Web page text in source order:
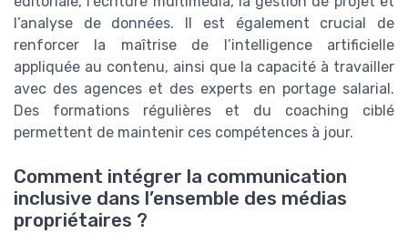
l’analyse de données. Il est également crucial de
renforcer la maîtrise de l’intelligence artificielle
appliquée au contenu, ainsi que la capacité à travailler
avec des agences et des experts en portage salarial.
Des formations régulières et du coaching ciblé
permettent de maintenir ces compétences à jour.
Comment intégrer la communication
inclusive dans l’ensemble des médias
propriétaires ?